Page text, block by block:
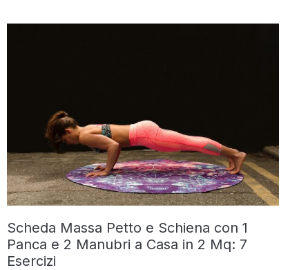
Scheda Massa Petto e Schiena con 1
Panca e 2 Manubri a Casa in 2 Mq: 7
Esercizi